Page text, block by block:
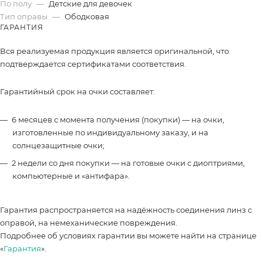
По полу — Детские для девочек
Тип оправы — Ободковая
ГАРАНТИЯ
Вся реализуемая продукция является оригинальной, что
подтверждается сертификатами соответствия.
Гарантийный срок на очки составляет:
6 месяцев с момента получения (покупки) — на очки,
изготовленные по индивидуальному заказу, и на
солнцезащитные очки;
2 недели со дня покупки — на готовые очки с диоптриями,
компьютерные и «антифара».
Гарантия распространяется на надёжность соединения линз с
оправой, на немеханические повреждения.
Подробнее об условиях гарантии вы можете найти на странице
«Гарантия».